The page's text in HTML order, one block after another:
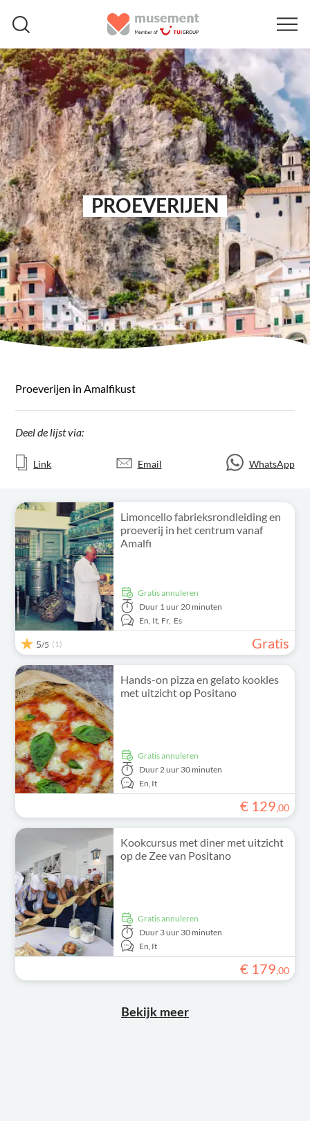
PROEVERIJEN
Proeverijen in Amalfikust
Deel de lijst via:
Link Email WhatsApp
Limoncello fabrieksrondleiding en
proeverij in het centrum vanaf
Amalfi
Gratis annuleren
Duur 1 uur 20 minuten
En, It, Fr, Es
5/5 (1) Gratis
Hands-on pizza en gelato kookles
met uitzicht op Positano
Gratis annuleren
Duur 2 uur 30 minuten
En, It
€ 129,00
Kookcursus met diner met uitzicht
op de Zee van Positano
Gratis annuleren
Duur 3 uur 30 minuten
En, It
€ 179,00
Bekijk meer